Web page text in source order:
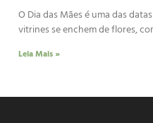
O Dia das Mães é uma das
vitrines se enchem de flores,
Leia Mais »